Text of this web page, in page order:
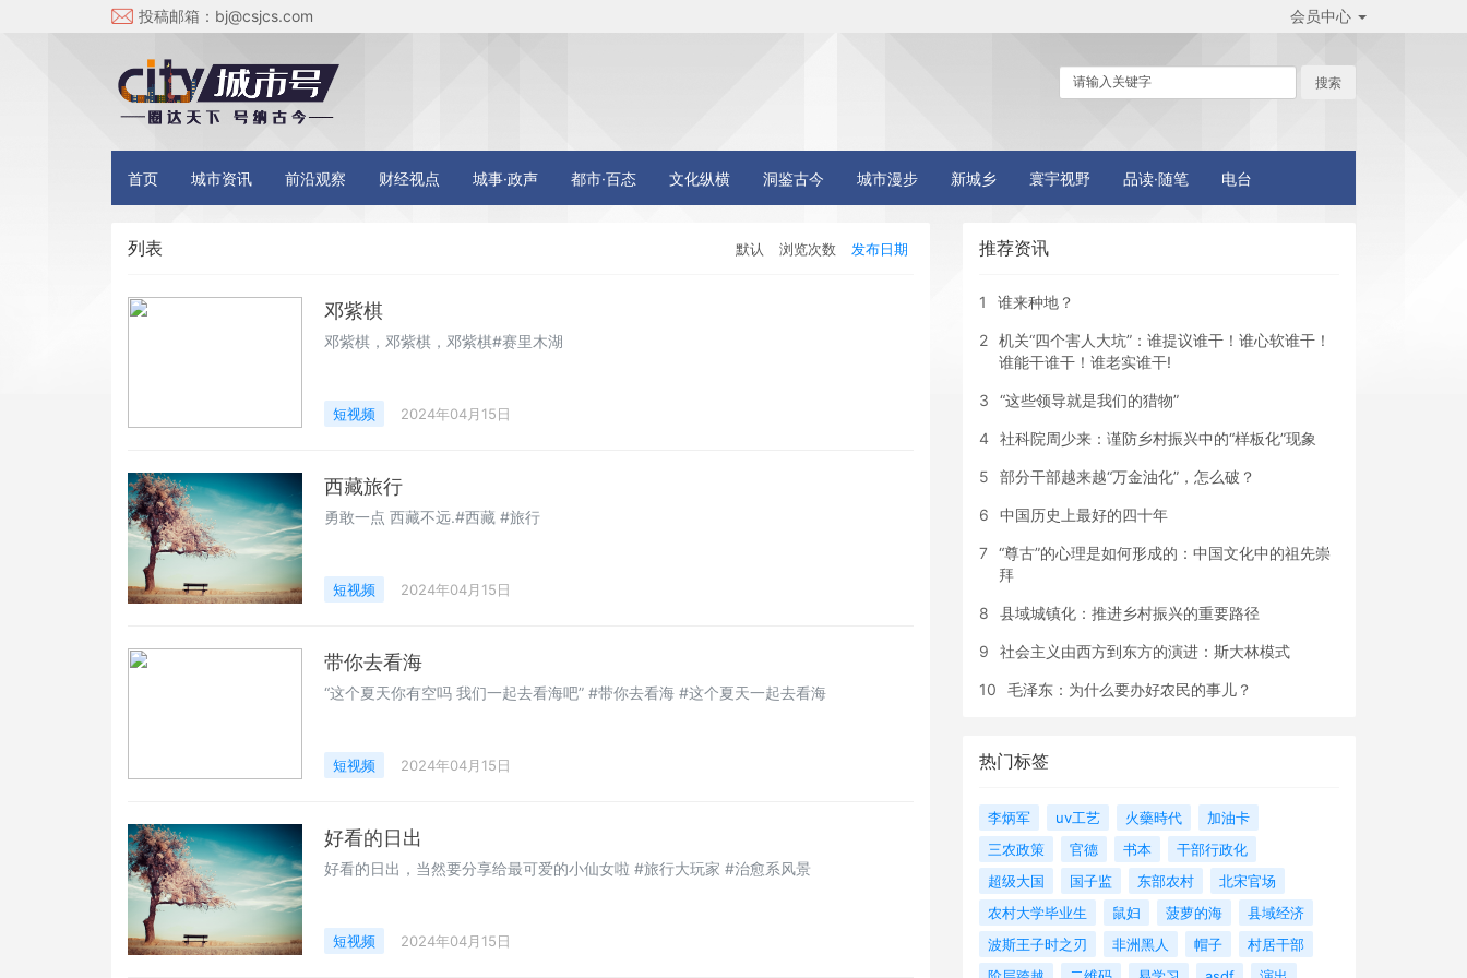
投稿邮箱： bj@csjcs.com 会员中心
首页 城市资讯 前沿观察 财经视点 城事·政声 都市·百态 文化纵横 洞鉴古今 城市漫步 新城乡 寰宇视野 品读·随笔 电台
列表 默认 浏览次数 发布日期
邓紫棋
邓紫棋，邓紫棋，邓紫棋#赛里木湖
短视频 2024年04月15日
西藏旅行
勇敢一点 西藏不远.#西藏 #旅行
短视频 2024年04月15日
带你去看海
“这个夏天你有空吗 我们一起去看海吧” #带你去看海 #这个夏天一起去看海
短视频 2024年04月15日
好看的日出
好看的日出，当然要分享给最可爱的小仙女啦 #旅行大玩家 #治愈系风景
短视频 2024年04月15日
推荐资讯
1 谁来种地？
2 机关“四个害人大坑”：谁提议谁干！谁心软谁干！
谁能干谁干！谁老实谁干!
3 “这些领导就是我们的猎物”
4 社科院周少来：谨防乡村振兴中的“样板化”现象
5 部分干部越来越“万金油化”，怎么破？
6 中国历史上最好的四十年
7 “尊古”的心理是如何形成的：中国文化中的祖先崇
拜
8 县域城镇化：推进乡村振兴的重要路径
9 社会主义由西方到东方的演进：斯大林模式
10 毛泽东：为什么要办好农民的事儿？
热门标签
李炳军 uv工艺 火藥時代
加油卡
三农政策
官德 书本
干部行政化
超级大国
国子监 东部农村
北宋官场
农村大学毕业生
鼠妇 菠萝的海
县域经济
波斯王子时之刃
非洲黑人 帽子
村居干部